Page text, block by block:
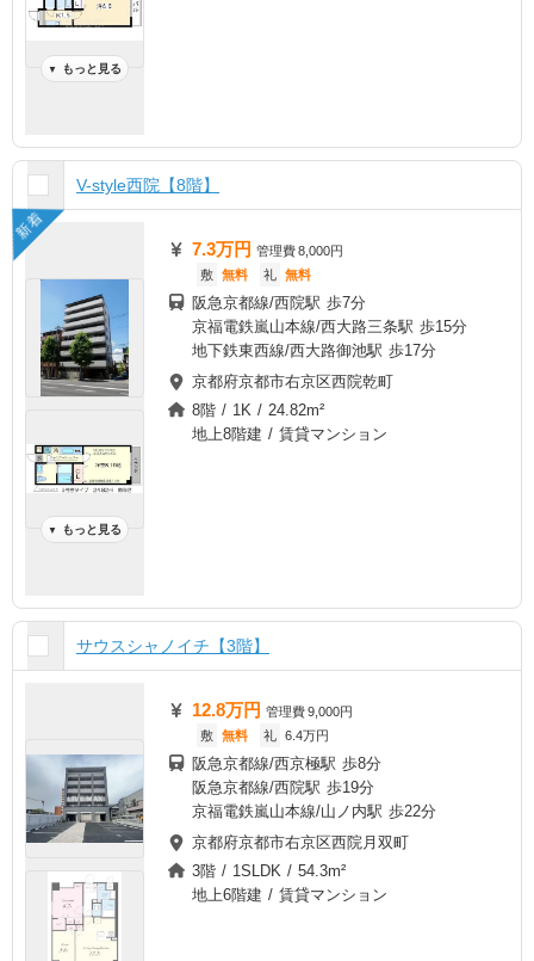
▼ もっと見る
V-style西院【8階】
新着
▼ もっと見る
7.3万円 管理費8,000円
敷 無料 礼 無料
阪急京都線/西院駅 歩7分
京福電鉄嵐山本線/西大路三条駅 歩15分
地下鉄東西線/西大路御池駅 歩17分
京都府京都市右京区西院乾町
8階 / 1K / 24.82m²
地上8階建 / 賃貸マンション
サウスシャノイチ【3階】
12.8万円 管理費9,000円
敷 無料 礼 6.4万円
阪急京都線/西京極駅 歩8分
阪急京都線/西院駅 歩19分
京福電鉄嵐山本線/山ノ内駅 歩22分
京都府京都市右京区西院月双町
3階 / 1SLDK / 54.3m²
地上6階建 / 賃貸マンション